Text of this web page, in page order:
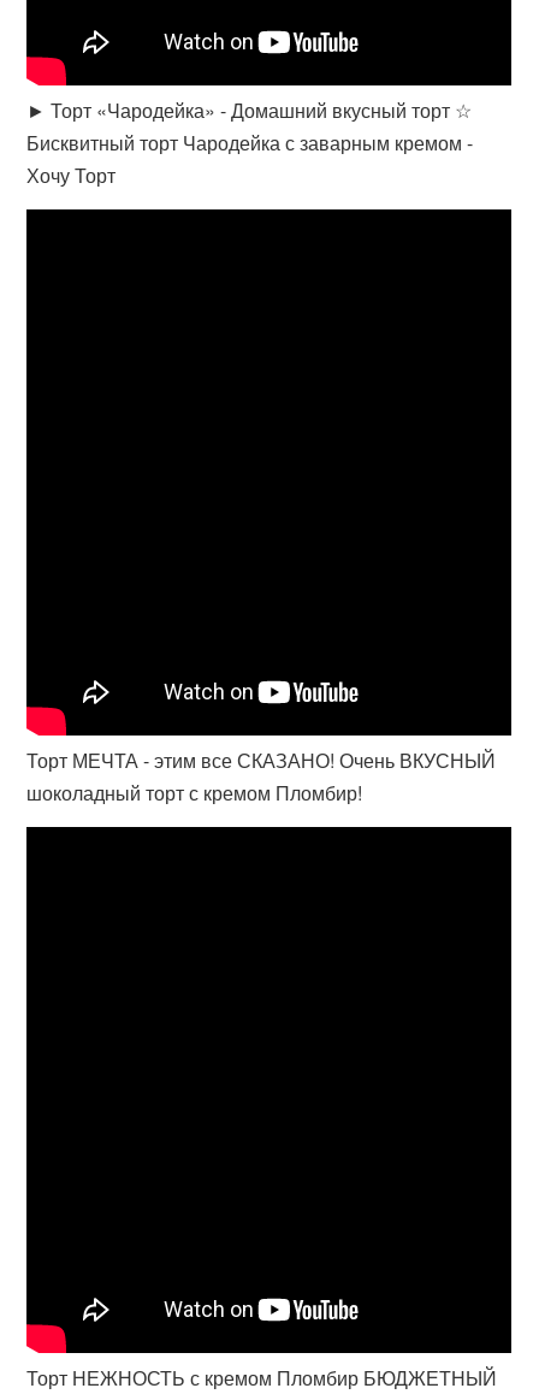
► Торт «Чародейка» - Домашний вкусный торт ☆
Бисквитный торт Чародейка с заварным кремом -
Хочу Торт
Торт МЕЧТА - этим все СКАЗАНО! Очень ВКУСНЫЙ
шоколадный торт с кремом Пломбир!
Торт НЕЖНОСТЬ с кремом Пломбир БЮДЖЕТНЫЙ